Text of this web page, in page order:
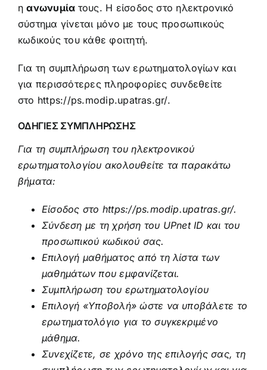
ηανωνυμία τους. Η είσοδος στο ηλεκτρονικό
σύστημα γίνεται μόνο με τους προσωπικούς
κωδικούς του κάθε φοιτητή.
Για τη συμπλήρωση των ερωτηματολογίων και
για περισσότερες πληροφορίες συνδεθείτε
στο https://ps.modip.upatras.gr/.
ΟΔΗΓΙΕΣ ΣΥΜΠΛΗΡΩΣΗΣ
Για τη συμπλήρωση του ηλεκτρονικού
ερωτηματολογίου ακολουθείτε τα παρακάτω
βήματα:
Είσοδος στο https://ps.modip.upatras.gr/.
Σύνδεση με τη χρήση του UPnet ID και του
προσωπικού κωδικού σας.
Επιλογή μαθήματος από τη λίστα των
μαθημάτων που εμφανίζεται.
Συμπλήρωση του ερωτηματολογίου
Επιλογή «Υποβολή» ώστε να υποβάλετε το
ερωτηματολόγιο για το συγκεκριμένο
μάθημα.
Συνεχίζετε, σε χρόνο της επιλογής σας, τη